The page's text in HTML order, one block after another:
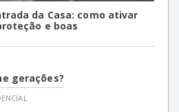
da Casa: como ativar
e boas
gerações?